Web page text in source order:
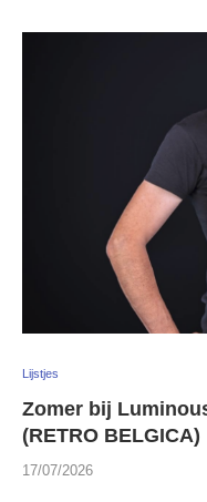
Lijstjes
Zomer bij
(RETRO BELGICA)
17/07/2026